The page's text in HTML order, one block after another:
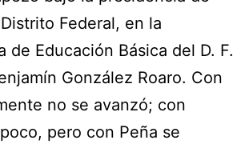
Federal, en la
de Educación Básica del D. F.
González Roaro. Con
no se avanzó; con
pero con Peña se